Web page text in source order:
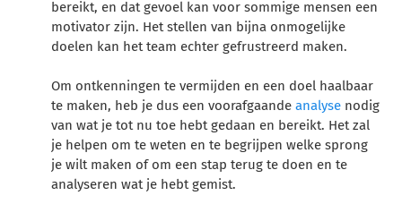
bereikt, en dat gevoel kan voor sommige mensen een
motivator zijn. Het stellen van bijna onmogelijke
doelen kan het team echter gefrustreerd maken.
Om ontkenningen te vermijden en een doel haalbaar
te maken, heb je dus een voorafgaandeanalyse nodig
van wat je tot nu toe hebt gedaan en bereikt. Het zal
je helpen om te weten en te begrijpen welke sprong
je wilt maken of om een stap terug te doen en te
analyseren wat je hebt gemist.